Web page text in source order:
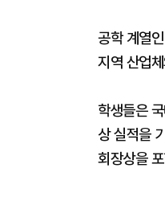
공학 계열
지역 산업
학생들은
상 실적을
회장상을